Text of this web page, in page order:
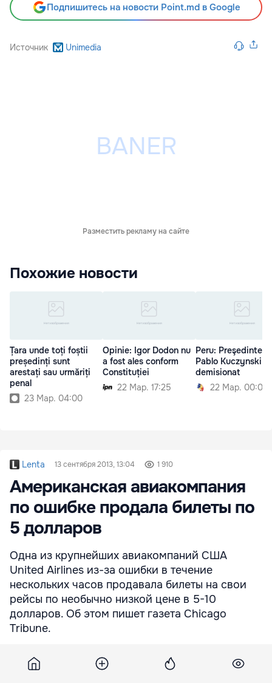
Подпишитесь на новости Point.md в Google
Источник Unimedia
Разместить рекламу на сайте
Похожие новости
Țara unde toți foștii
președinți sunt
arestați sau urmăriți
penal
23 Мар. 04:00
Opinie: Igor Dodon nu
a fost ales conform
Constituției
22 Мар. 17:25
Peru: Preşedintele
Pablo Kuczynski a
demisionat
22 Мар. 00:00
Lenta 13 сентября 2013, 13:04 1 910
Американская авиакомпания
по ошибке продала билеты по
5 долларов
Одна из крупнейших авиакомпаний США
United Airlines из-за ошибки в течение
нескольких часов продавала билеты на свои
рейсы по необычно низкой цене в 5-10
долларов. Об этом пишет газета Chicago
Tribune.